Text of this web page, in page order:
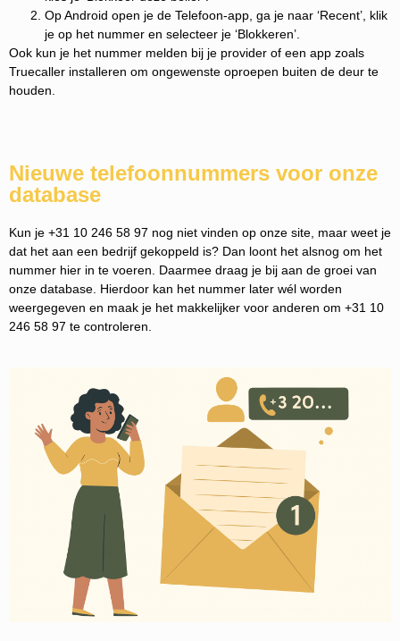
Op Android open je de Telefoon-app, ga je naar ‘Recent’, klik
je op het nummer en selecteer je ‘Blokkeren’.
Ook kun je het nummer melden bij je provider of een app zoals
Truecaller installeren om ongewenste oproepen buiten de deur te
houden.
Nieuwe telefoonnummers voor onze
database
Kun je +31 10 246 58 97 nog niet vinden op onze site, maar weet je
dat het aan een bedrijf gekoppeld is? Dan loont het alsnog om het
nummer hier in te voeren. Daarmee draag je bij aan de groei van
onze database. Hierdoor kan het nummer later wél worden
weergegeven en maak je het makkelijker voor anderen om +31 10
246 58 97 te controleren.